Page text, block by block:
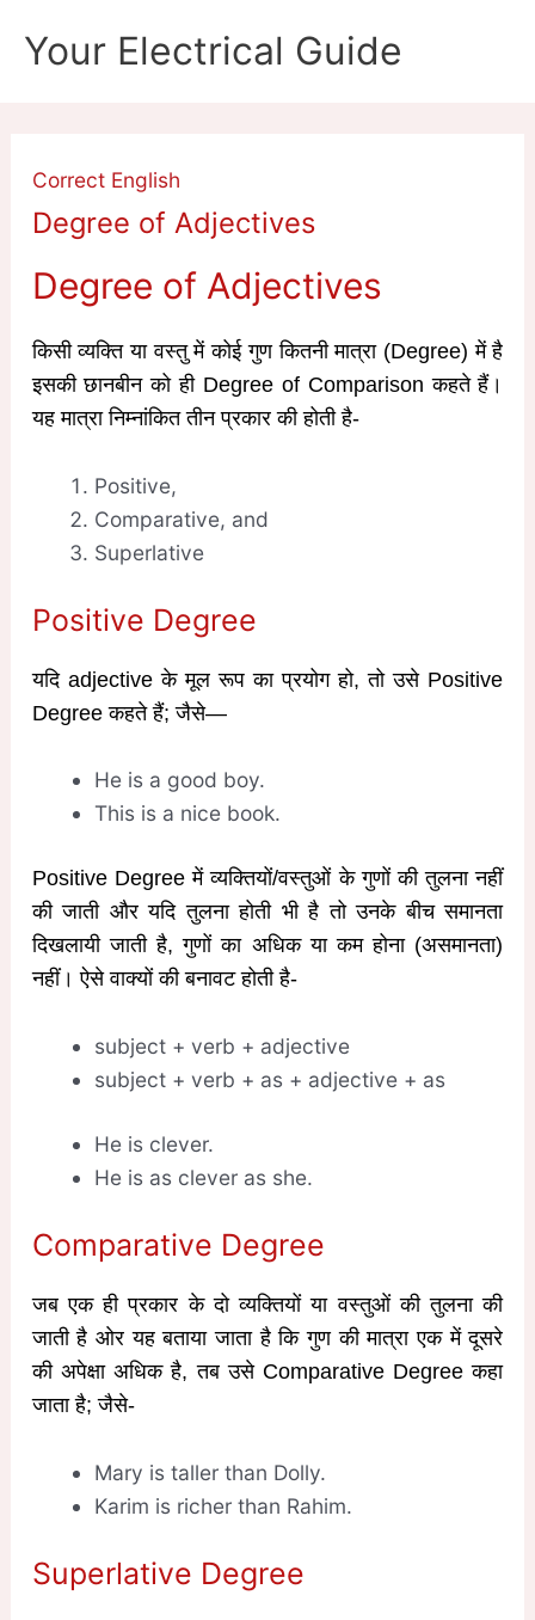
Your Electrical Guide
Correct English
Degree of Adjectives
Degree of Adjectives
किसी व्यक्ति या वस्तु में कोई गुण कितनी मात्रा (Degree) में है
इसकी छानबीन को ही Degree of Comparison कहते हैं।
यह मात्रा निम्नांकित तीन प्रकार की होती है-
Positive,
Comparative, and
Superlative
Positive Degree
यदि adjective के मूल रूप का प्रयोग हो, तो उसे Positive
Degree कहते हैं; जैसे—
He is a good boy.
This is a nice book.
Positive Degree में व्यक्तियों/वस्तुओं के गुणों की तुलना नहीं
की जाती और यदि तुलना होती भी है तो उनके बीच समानता
दिखलायी जाती है, गुणों का अधिक या कम होना (असमानता)
नहीं। ऐसे वाक्यों की बनावट होती है-
subject + verb + adjective
subject + verb + as + adjective + as
He is clever.
He is as clever as she.
Comparative Degree
जब एक ही प्रकार के दो व्यक्तियों या वस्तुओं की तुलना की
जाती है ओर यह बताया जाता है कि गुण की मात्रा एक में दूसरे
की अपेक्षा अधिक है, तब उसे Comparative Degree कहा
जाता है; जैसे-
Mary is taller than Dolly.
Karim is richer than Rahim.
Superlative Degree